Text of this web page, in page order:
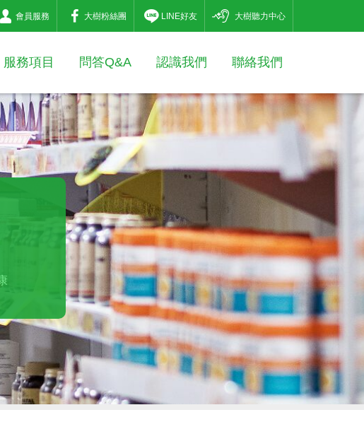
會員服務 大樹粉絲團 LINE好友 大樹聽力中心
服務項目 問答Q&A 認識我們 聯絡我們